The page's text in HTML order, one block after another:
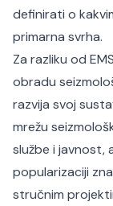
definirati o
primarna svrha.
Za razliku od
obradu
razvija svoj
mrežu
službe i javnost,
popularizaciji
stručnim